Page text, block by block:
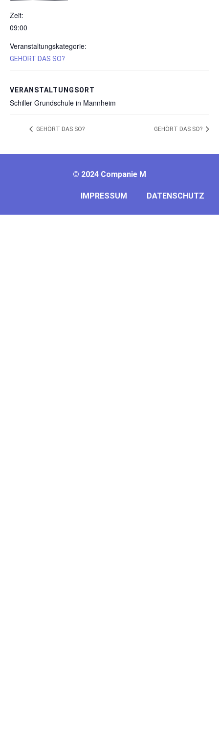
Zeit:
09:00
Veranstaltungskategorie:
GEHÖRT DAS SO?
VERANSTALTUNGSORT
Schiller Grundschule in Mannheim
GEHÖRT DAS SO? GEHÖRT DAS SO?
© 2024 Companie M
IMPRESSUM DATENSCHUTZ